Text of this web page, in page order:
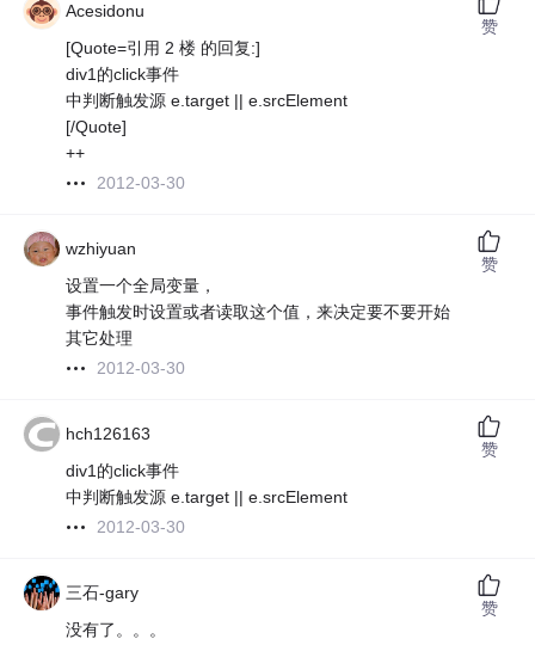
Acesidonu
[Quote=引用 2 楼 的回复:]
div1的click事件
中判断触发源 e.target || e.srcElement
[/Quote]
++
2012-03-30
赞
wzhiyuan
设置一个全局变量，
事件触发时设置或者读取这个值，来决定要不要开始
其它处理
2012-03-30
赞
hch126163
div1的click事件
中判断触发源 e.target || e.srcElement
2012-03-30
赞
三石-gary
没有了。。。
赞